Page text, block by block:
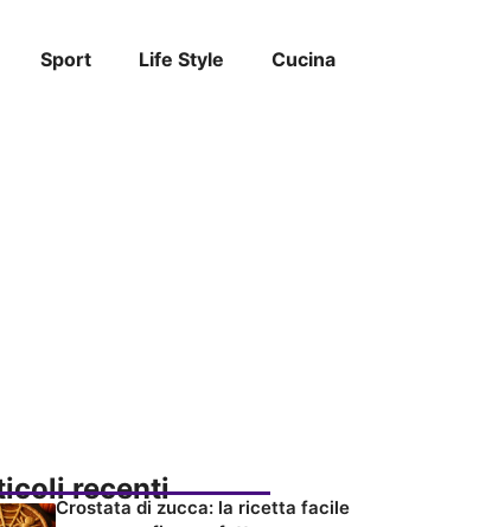
Sport Life Style Cucina
recenti
Crostata di zucca: la ricetta facile